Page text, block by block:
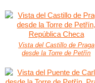
Vista del Castillo de Praga
desde la Torre de Petřín